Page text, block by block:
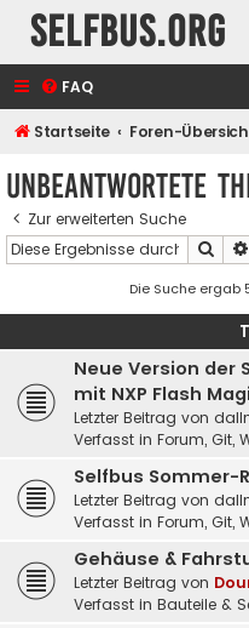
selfbus.org
FAQ
Startseite Foren-
Unbeantwortete
Zur erweiterten Suche
Suche
Die Suche ergab
Neue Version der
mit NXP Flash
Letzter Beitrag von
Verfasst in Forum, Git,
Selfbus Sommer-
Letzter Beitrag von
Verfasst in Forum, Git,
Gehäuse &
Letzter Beitrag von
Verfasst in Bauteile &